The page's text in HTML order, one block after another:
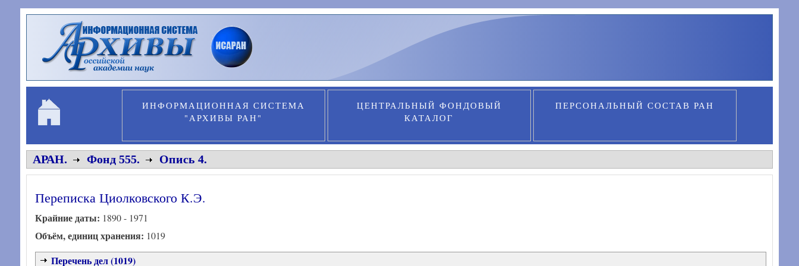
Перейти к основному содержанию
ИНФОРМАЦИОННАЯ СИСТЕМА
"АРХИВЫ РАН"
ЦЕНТРАЛЬНЫЙ ФОНДОВЫЙ
КАТАЛОГ
ПЕРСОНАЛЬНЫЙ СОСТАВ РАН
АРАН. Фонд 555. Опись 4.
Переписка Циолковского К.Э.
Крайние даты: 1890 - 1971
Объём, единиц хранения: 1019
Перечень дел (1019)